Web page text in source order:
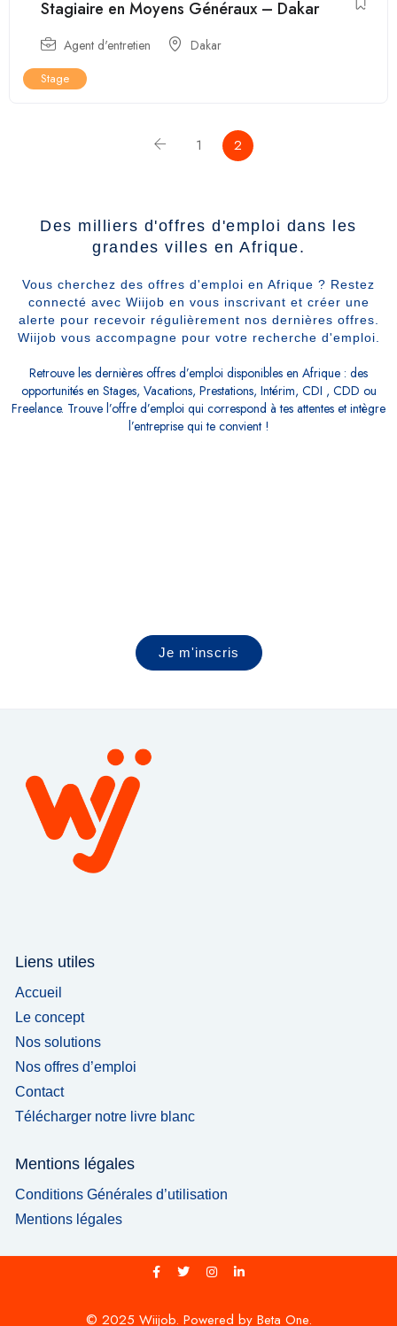
Stagiaire en Moyens Généraux – Dakar
Agent d'entretien Dakar
Stage
1 2
Des milliers d'offres d'emploi dans les
grandes villes en Afrique.
Vous cherchez des offres d'emploi en Afrique ? Restez
connecté avec Wiijob en vous inscrivant et créer une
alerte pour recevoir régulièrement nos dernières offres.
Wiijob vous accompagne pour votre recherche d'emploi.
Retrouve les dernières offres d’emploi disponibles en Afrique : des
opportunités en Stages, Vacations, Prestations, Intérim, CDI , CDD ou
Freelance. Trouve l’offre d’emploi qui correspond à tes attentes et intègre
l’entreprise qui te convient !
Je m'inscris
Liens utiles
Accueil
Le concept
Nos solutions
Nos offres d’emploi
Contact
Télécharger notre livre blanc
Mentions légales
Conditions Générales d’utilisation
Mentions légales
© 2025 Wiijob. Powered by Beta One.